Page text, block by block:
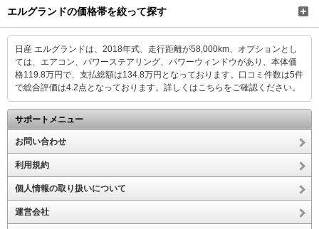
エルグランドの価格帯を絞って探す
日産 エルグランドは、2018年式、走行距離が58,000km、オプションとし
ては、エアコン、パワーステアリング、パワーウィンドウがあり、本体価
格119.8万円で、支払総額は134.8万円となっております。口コミ件数は5件
で総合評価は4.2点となっております。 詳しくはこちらをご確認ください。
サポートメニュー
お問い合わせ
利用規約
個人情報の取り扱いについて
運営会社